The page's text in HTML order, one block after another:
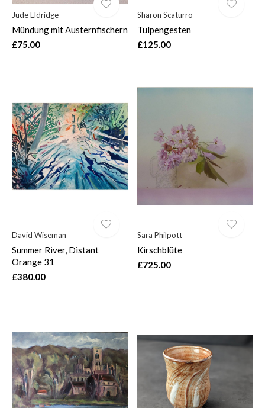
Jude Eldridge
Mündung mit Austernfischern
£75.00
Sharon Scaturro
Tulpengesten
£125.00
David Wiseman
Summer River, Distant
Orange 31
£380.00
Sara Philpott
Kirschblüte
£725.00